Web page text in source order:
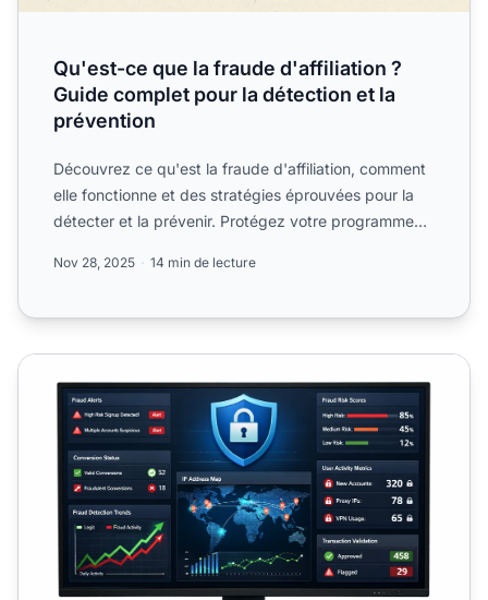
Qu'est-ce que la fraude d'affiliation ?
Guide complet pour la détection et la
prévention
Découvrez ce qu'est la fraude d'affiliation, comment
elle fonctionne et des stratégies éprouvées pour la
détecter et la prévenir. Protégez votre programme
Nov 28, 2025 14 min de lecture
Prévenir la fraude des affiliés dans votre programme SaaS